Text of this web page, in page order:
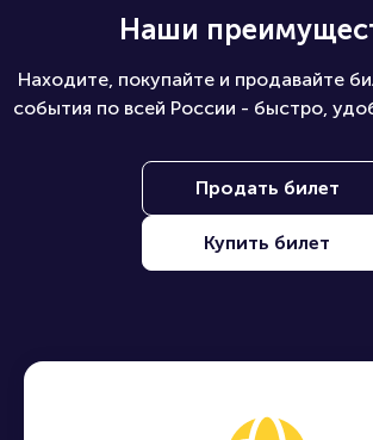
Наши
Находите, покупайте и продавайте
события по всей России - быстро,
Продать билет
Купить билет